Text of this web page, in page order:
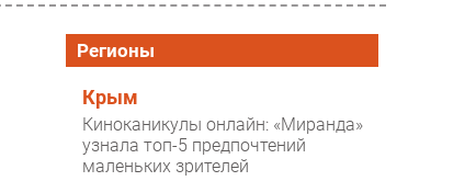
РАЗДЕЛЫ
Новости
Аналитика
Интервью
Регионы
Крым
Киноканикулы онлайн: «Миранда»
узнала топ-5 предпочтений
маленьких зрителей